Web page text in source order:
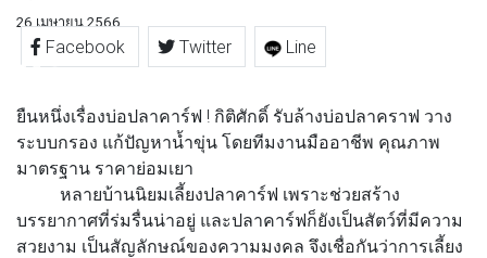
26 เมษายน 2566
Facebook Twitter Line
ยืนหนึ่งเรื่องบ่อปลาคาร์ฟ ! กิติศักดิ์ รับล้างบ่อปลาคราฟ วาง
ระบบกรอง แก้ปัญหาน้ำขุ่น โดยทีมงานมืออาชีพ คุณภาพ
มาตรฐาน ราคาย่อมเยา
หลายบ้านนิยมเลี้ยงปลาคาร์ฟ เพราะช่วยสร้าง
บรรยากาศที่ร่มรื่นน่าอยู่ และปลาคาร์ฟก็ยังเป็นสัตว์ที่มีความ
สวยงาม เป็นสัญลักษณ์ของความมงคล จึงเชื่อกันว่าการเลี้ยง